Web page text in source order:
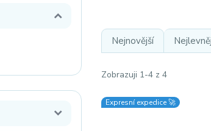
Nejnovější
Zobrazuji 1-4 z 4
Expresní expedice 🚀